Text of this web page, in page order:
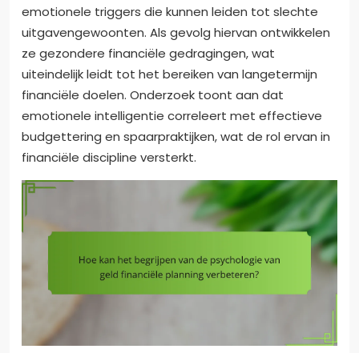
emotionele triggers die kunnen leiden tot slechte
uitgavengewoonten. Als gevolg hiervan ontwikkelen
ze gezondere financiële gedragingen, wat
uiteindelijk leidt tot het bereiken van langetermijn
financiële doelen. Onderzoek toont aan dat
emotionele intelligentie correleert met effectieve
budgettering en spaarpraktijken, wat de rol ervan in
financiële discipline versterkt.